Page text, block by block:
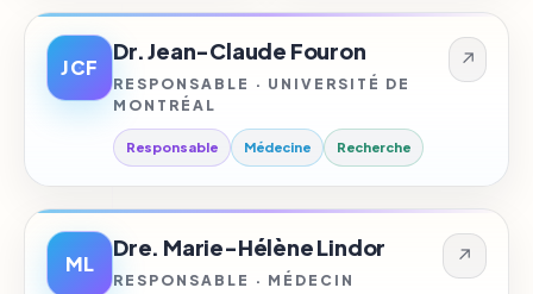
JCF
Dr. Jean-Claude Fouron
RESPONSABLE · UNIVERSITÉ DE
MONTRÉAL
Responsable Médecine Recherche
↗
ML
Dre. Marie-Hélène Lindor
RESPONSABLE · MÉDECIN
↗